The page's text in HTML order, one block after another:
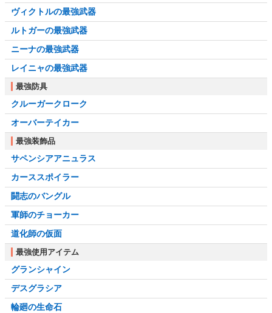
ヴィクトルの最強武器
ルトガーの最強武器
ニーナの最強武器
レイニャの最強武器
最強防具
クルーガークローク
オーバーテイカー
最強装飾品
サペンシアアニュラス
カーススポイラー
闘志のバングル
軍師のチョーカー
道化師の仮面
最強使用アイテム
グランシャイン
デスグラシア
輪廻の生命石